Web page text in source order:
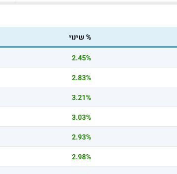
% שינוי
2.45%
2.83%
3.21%
3.03%
2.93%
2.98%